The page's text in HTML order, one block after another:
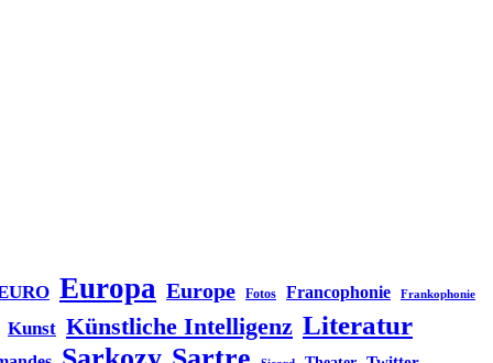
Europa Europe Fotos Francophonie Frankophonie
Kunst Künstliche Intelligenz Literatur